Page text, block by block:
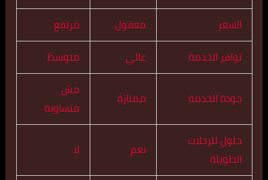
السعر
معقول
مرتفع
توافر الخدمة
عالي متوسط
جودة الخدمة ممتازة
مش
متساوية
حلول للرحلات
الطويلة
نعم لا